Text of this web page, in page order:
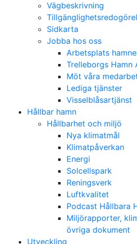
Vägbeskrivning
Sidkarta
Jobba hos oss
Arbetsplats
Trelleborgs Hamn
Möt våra
Lediga tjänster
Visselblåsartjänst
Hållbar hamn
Hållbarhet och miljö
Nya klimatmål
Klimatpåverkan
Energi
Solcellspark
Reningsverk
Luftkvalitet
Podcast Hållbara
Miljörapporter,
övriga dokument
Utveckling